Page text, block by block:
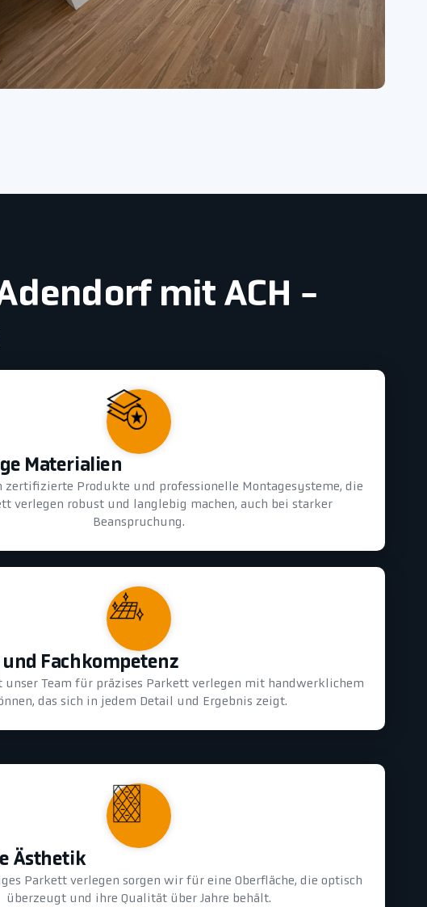
mit ACH -
Materialien
zertifizierte Produkte und professionelle Montagesysteme, die
verlegen robust und langlebig machen, auch bei starker
Beanspruchung.
Fachkompetenz
unser Team für präzises Parkett verlegen mit handwerklichem
das sich in jedem Detail und Ergebnis zeigt.
Ästhetik
Parkett verlegen sorgen wir für eine Oberfläche, die optisch
überzeugt und ihre Qualität über Jahre behält.